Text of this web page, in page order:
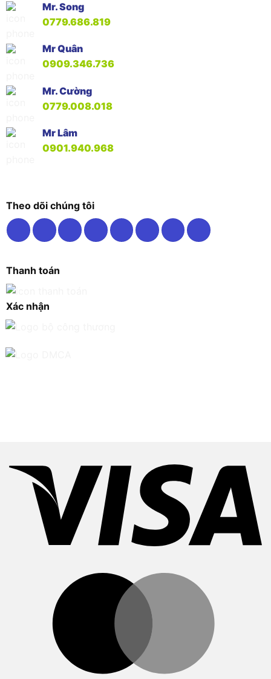
Mr. Song
0779.686.819
Mr Quân
0909.346.736
Mr. Cường
0779.008.018
Mr Lâm
0901.940.968
Theo dõi chúng tôi
Thanh toán
Xác nhận